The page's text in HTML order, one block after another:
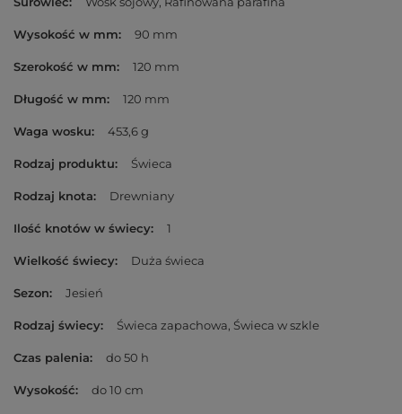
Wysokość w mm 90 mm
Szerokość w mm 120 mm
Długość w mm 120 mm
Waga wosku 453,6 g
Rodzaj produktu Świeca
Rodzaj knota Drewniany
Ilość knotów w świecy 1
Wielkość świecy Duża świeca
Sezon Jesień
Rodzaj świecy Świeca zapachowa Świeca w szkle
Czas palenia do 50 h
Wysokość do 10 cm